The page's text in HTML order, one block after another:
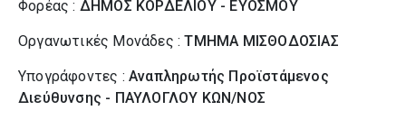
Φορέας : ΔΗΜΟΣ ΚΟΡΔΕΛΙΟΥ - ΕΥΟΣΜΟΥ
Οργανωτικές Μονάδες :ΤΜΗΜΑ ΜΙΣΘΟΔΟΣΙΑΣ
Υπογράφοντες : Αναπληρωτής Προϊστάμενος
Διεύθυνσης - ΠΑΥΛΟΓΛΟΥ ΚΩΝ/ΝΟΣ